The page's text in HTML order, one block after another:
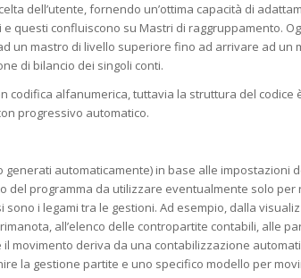
dell’utente, fornendo un’ottima capacità di
e questi confluiscono su Mastri di raggruppamento.
un mastro di livello superiore fino ad arrivare ad un
di bilancio dei singoli conti.
codifica alfanumerica, tuttavia la struttura del codice
progressivo automatico.
automaticamente) in base alle impostazioni
del programma da utilizzare eventualmente solo
i legami tra le gestioni. Ad esempio, dalla
all’elenco delle contropartite contabili, alle
movimento deriva da una contabilizzazione
la gestione partite e uno specifico modello per